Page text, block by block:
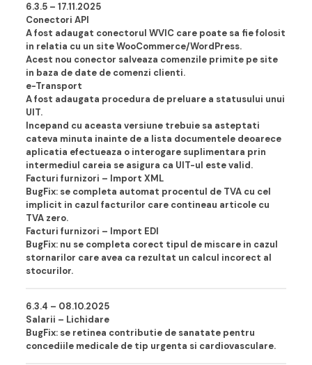
6.3.5 – 17.11.2025
Conectori API
A fost adaugat conectorul WVIC care poate sa fie folosit
in relatia cu un site WooCommerce/WordPress.
Acest nou conector salveaza comenzile primite pe site
in baza de date de comenzi clienti.
e-Transport
A fost adaugata procedura de preluare a statusului unui
UIT.
Incepand cu aceasta versiune trebuie sa asteptati
cateva minuta inainte de a lista documentele deoarece
aplicatia efectueaza o interogare suplimentara prin
intermediul careia se asigura ca UIT-ul este valid.
Facturi furnizori – Import XML
BugFix: se completa automat procentul de TVA cu cel
implicit in cazul facturilor care contineau articole cu
TVA zero.
Facturi furnizori – Import EDI
BugFix: nu se completa corect tipul de miscare in cazul
stornarilor care avea ca rezultat un calcul incorect al
stocurilor.
6.3.4 – 08.10.2025
Salarii – Lichidare
BugFix: se retinea contributie de sanatate pentru
concediile medicale de tip urgenta si cardiovasculare.